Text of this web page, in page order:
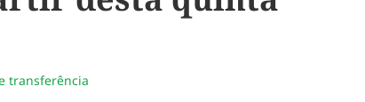
transferência